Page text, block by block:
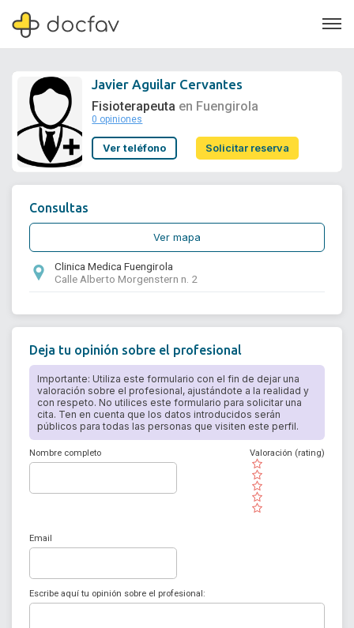
Soporte
Javier Aguilar Cervantes
Fisioterapeuta en Fuengirola
0 opiniones
Ver teléfono Solicitar reserva
Consultas
Ver mapa
Clinica Medica Fuengirola
Calle Alberto Morgenstern n. 2
Deja tu opinión sobre el profesional
Importante: Utiliza este formulario con el fin de dejar una
valoración sobre el profesional, ajustándote a la realidad y
con respeto. No utilices este formulario para solicitar una
cita. Ten en cuenta que los datos introducidos serán
públicos para todas las personas que visiten este perfil.
Nombre completo
( )
( )
( )
( )
( )
Valoración (rating)
Email
Escribe aquí tu opinión sobre el profesional: